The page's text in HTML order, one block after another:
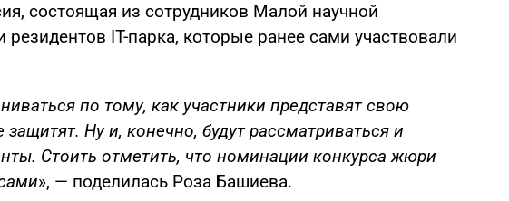
состоящая из сотрудников Малой научной
резидентов IT-парка, которые ранее сами участвовали
по тому, как участники представят свою
Ну и, конечно, будут рассматриваться и
Стоить отметить, что номинации конкурса жюри
», — поделилась Роза Башиева.